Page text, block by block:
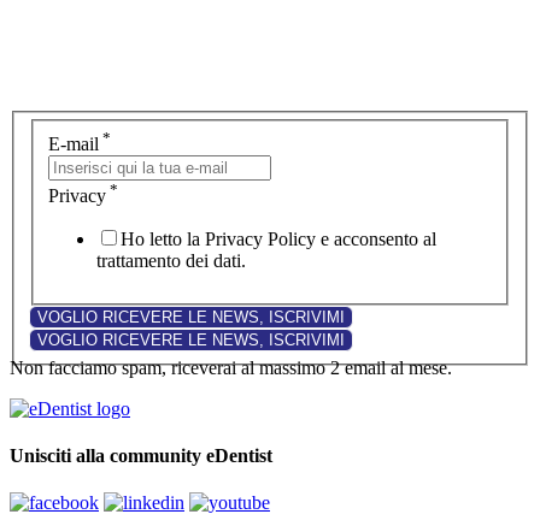
E-mail *
Privacy *
Ho letto la Privacy Policy e acconsento al
trattamento dei dati.
Non facciamo spam, riceverai al massimo 2 email al mese.
Unisciti alla community eDentist